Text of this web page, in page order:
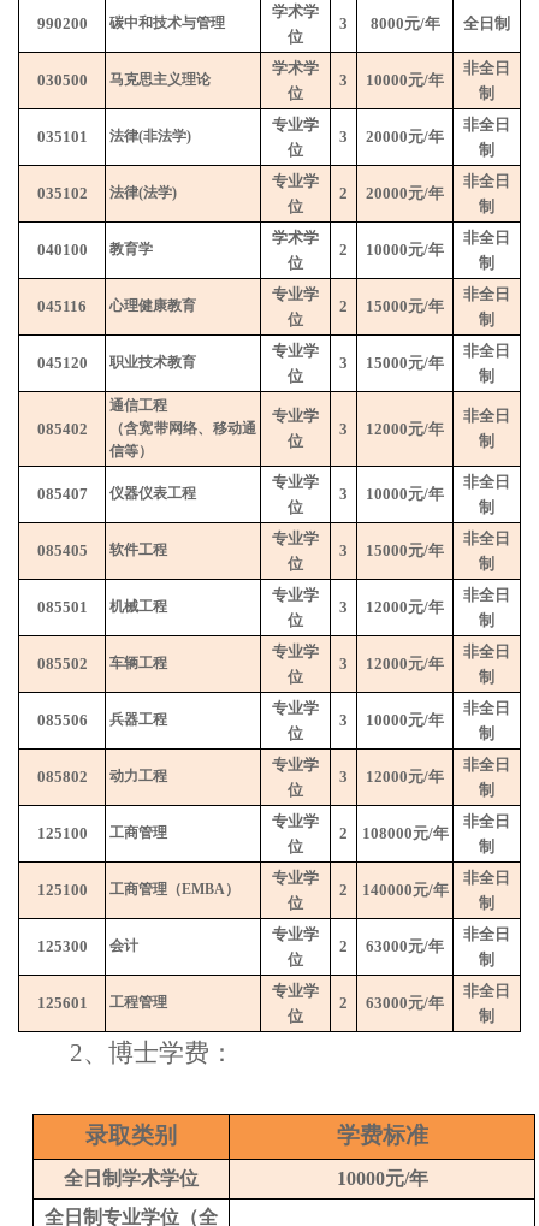
990200 碳中和技术与管理
学术学
位
3 8000元/年 全日制
030500 马克思主义理论
学术学
位
3 10000元/年
非全日
制
035101 法律(非法学)
专业学
位
3 20000元/年
非全日
制
035102 法律(法学)
专业学
位
2 20000元/年
非全日
制
040100 教育学
学术学
位
2 10000元/年
非全日
制
045116 心理健康教育
专业学
位
2 15000元/年
非全日
制
045120 职业技术教育
专业学
位
3 15000元/年
非全日
制
085402
通信工程
（含宽带网络、移动通
信等）
专业学
位
3 12000元/年
非全日
制
085407 仪器仪表工程
专业学
位
3 10000元/年
非全日
制
085405 软件工程
专业学
位
3 15000元/年
非全日
制
085501 机械工程
专业学
位
3 12000元/年
非全日
制
085502 车辆工程
专业学
位
3 12000元/年
非全日
制
085506 兵器工程
专业学
位
3 10000元/年
非全日
制
085802 动力工程
专业学
位
3 12000元/年
非全日
制
125100 工商管理
专业学
位
2 108000元/年
非全日
制
125100 工商管理（EMBA ）
专业学
位
2 140000元/年
非全日
制
125300 会计
专业学
位
2 63000元/年
非全日
制
125601 工程管理
专业学
位
2 63000元/年
非全日
制
2、 博士学费：
录取类别 学费标准
全日制学术学位 10000元/年
全日制专业学位 （全